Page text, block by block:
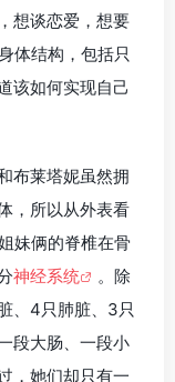
想谈恋爱，想要
体结构，包括只
该如何实现自己
布莱塔妮虽然拥
，所以从外表看
妹俩的脊椎在骨
神经系统
。除
、4只肺脏、3只
段大肠、一段小
，她们却只有一